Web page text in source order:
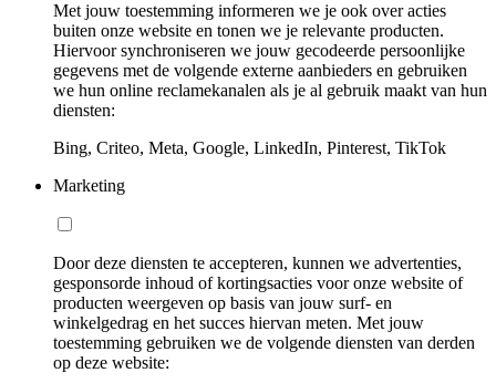
Met jouw toestemming informeren we je ook over acties
buiten onze website en tonen we je relevante producten.
Hiervoor synchroniseren we jouw gecodeerde persoonlijke
gegevens met de volgende externe aanbieders en gebruiken
we hun online reclamekanalen als je al gebruik maakt van hun
diensten:
Bing, Criteo, Meta, Google, LinkedIn, Pinterest, TikTok
Marketing
Door deze diensten te accepteren, kunnen we advertenties,
gesponsorde inhoud of kortingsacties voor onze website of
producten weergeven op basis van jouw surf- en
winkelgedrag en het succes hiervan meten. Met jouw
toestemming gebruiken we de volgende diensten van derden
op deze website: